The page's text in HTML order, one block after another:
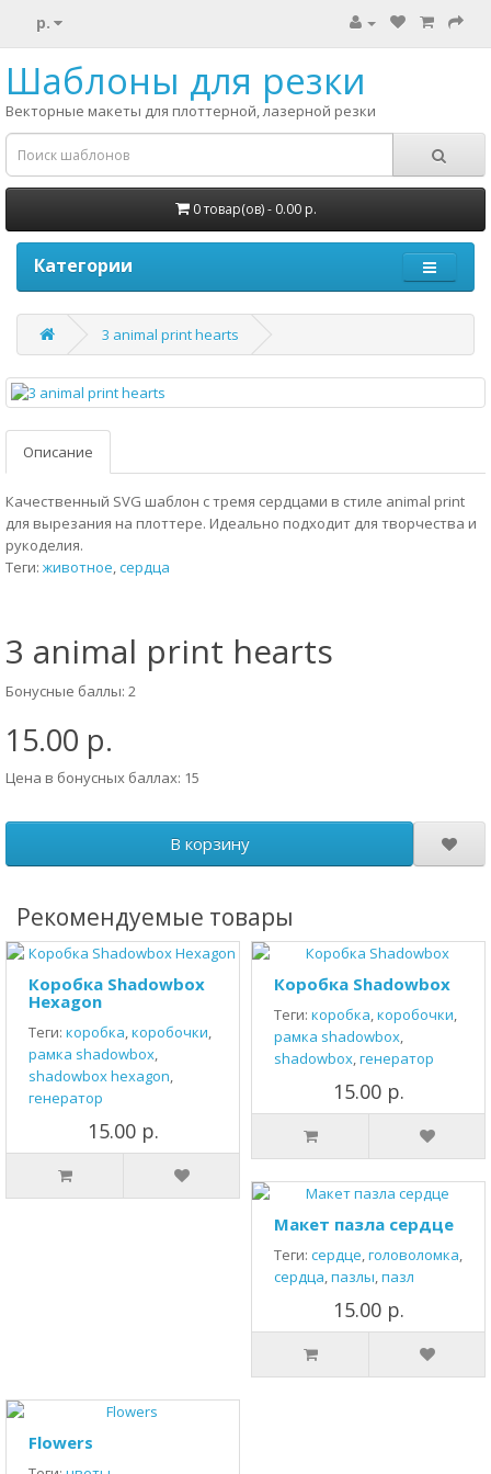
р.
Шаблоны для резки
Векторные макеты для плоттерной, лазерной резки
0 товар(ов) - 0.00 р.
Категории
3 animal print hearts
Описание
Качественный SVG шаблон с тремя сердцами в стиле animal print
для вырезания на плоттере. Идеально подходит для творчества и
рукоделия.
Теги: животное,сердца
3 animal print hearts
Бонусные баллы: 2
15.00 р.
Цена в бонусных баллах: 15
В корзину
Рекомендуемые товары
Коробка Shadowbox
Hexagon
Теги: коробка,коробочки,
рамка shadowbox,
shadowbox hexagon,
генератор
15.00 р.
Коробка Shadowbox
Теги: коробка,коробочки,
рамка shadowbox,
shadowbox,генератор
15.00 р.
Макет пазла сердце
Теги: сердце,головоломка,
сердца,пазлы,пазл
15.00 р.
Flowers